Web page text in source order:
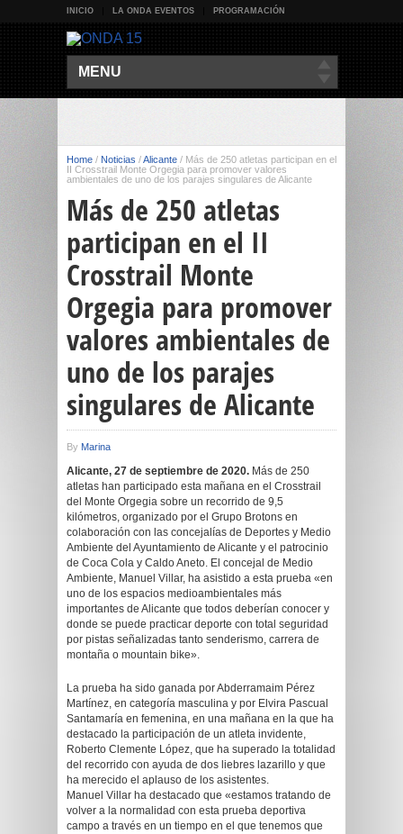
INICIO LA ONDA EVENTOS PROGRAMACIÓN
MENU
Home / Noticias /Alicante / Más de 250 atletas participan en el
II Crosstrail Monte Orgegia para promover valores
ambientales de uno de los parajes singulares de Alicante
Más de 250 atletas
participan en el II
Crosstrail Monte
Orgegia para promover
valores ambientales de
uno de los parajes
singulares de Alicante
By Marina
Alicante, 27 de septiembre de 2020. Más de 250
atletas han participado esta mañana en el Crosstrail
del Monte Orgegia sobre un recorrido de 9,5
kilómetros, organizado por el Grupo Brotons en
colaboración con las concejalías de Deportes y Medio
Ambiente del Ayuntamiento de Alicante y el patrocinio
de Coca Cola y Caldo Aneto. El concejal de Medio
Ambiente, Manuel Villar, ha asistido a esta prueba «en
uno de los espacios medioambientales más
importantes de Alicante que todos deberían conocer y
donde se puede practicar deporte con total seguridad
por pistas señalizadas tanto senderismo, carrera de
montaña o mountain bike».
La prueba ha sido ganada por Abderramaim Pérez
Martínez, en categoría masculina y por Elvira Pascual
Santamaría en femenina, en una mañana en la que ha
destacado la participación de un atleta invidente,
Roberto Clemente López, que ha superado la totalidad
del recorrido con ayuda de dos liebres lazarillo y que
ha merecido el aplauso de los asistentes.
Manuel Villar ha destacado que «estamos tratando de
volver a la normalidad con esta prueba deportiva
campo a través en un tiempo en el que tenemos que